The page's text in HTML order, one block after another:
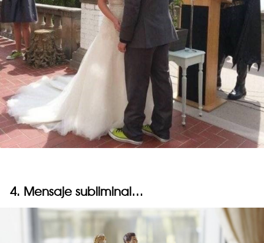
4. Mensaje subliminal…